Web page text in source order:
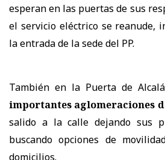
esperan en las puertas de sus
el servicio eléctrico se reanude,
la entrada de la sede del PP.
También en la Puerta de Alcalá
importantes aglomeraciones
salido a la calle dejando sus
buscando opciones de
domicilios.